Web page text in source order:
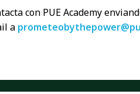
con PUE Academy
a